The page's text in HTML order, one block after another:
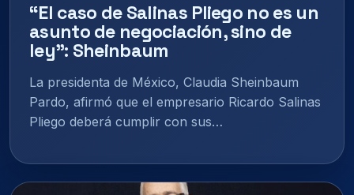
“El caso de Salinas Pliego no es un
asunto de negociación, sino de
ley”: Sheinbaum
La presidenta de México, Claudia Sheinbaum
Pardo, afirmó que el empresario Ricardo Salinas
Pliego deberá cumplir con sus…